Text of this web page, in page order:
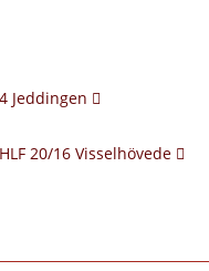
Jeddingen
HLF 20/16 Visselhövede